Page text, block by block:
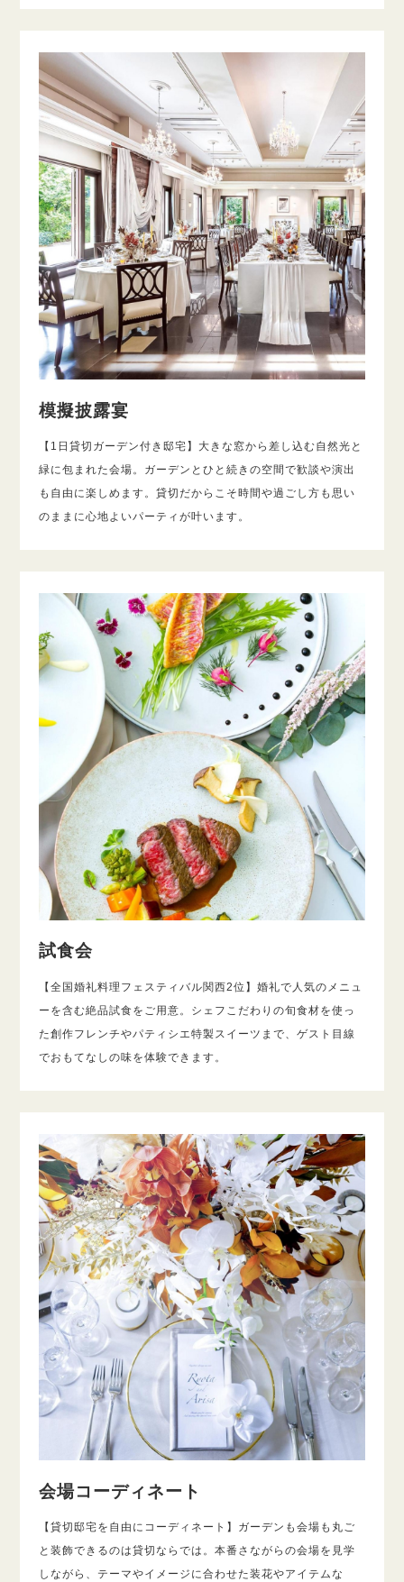
模擬披露宴
【1日貸切ガーデン付き邸宅】大きな窓から差し込む自然光と
緑に包まれた会場。ガーデンとひと続きの空間で歓談や演出
も自由に楽しめます。貸切だからこそ時間や過ごし方も思い
のままに心地よいパーティが叶います。
試食会
【全国婚礼料理フェスティバル関西2位】婚礼で人気のメニュ
ーを含む絶品試食をご用意。シェフこだわりの旬食材を使っ
た創作フレンチやパティシエ特製スイーツまで、ゲスト目線
でおもてなしの味を体験できます。
会場コーディネート
【貸切邸宅を自由にコーディネート】ガーデンも会場も丸ご
と装飾できるのは貸切ならでは。本番さながらの会場を見学
しながら、テーマやイメージに合わせた装花やアイテムな